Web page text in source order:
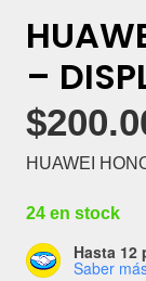
–
$
HUAWEI
24 en stock
Hasta 12
Saber